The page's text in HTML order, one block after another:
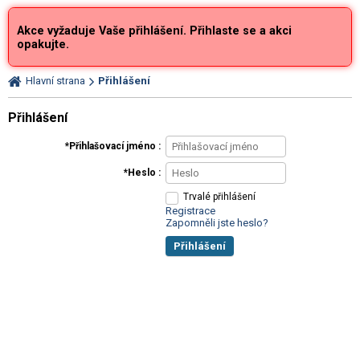
Akce vyžaduje Vaše přihlášení. Přihlaste se a akci
opakujte.
Hlavní strana Přihlášení
Přihlášení
Přihlašovací jméno
Heslo
Trvalé přihlášení
Registrace
Zapomněli jste heslo?
Přihlášení